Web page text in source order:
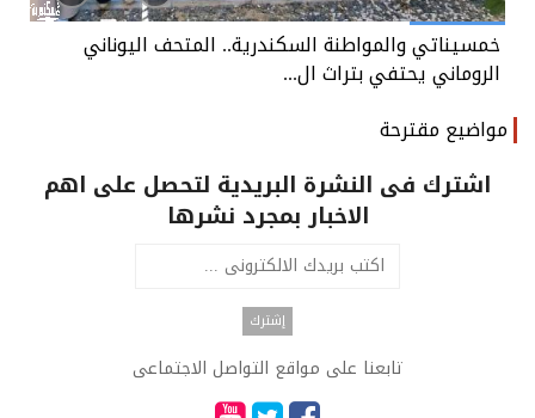
خمسيناتي والمواطنة السكندرية.. المتحف اليوناني
الروماني يحتفي بتراث ال...
مواضيع مقترحة
اشترك فى النشرة البريدية لتحصل على اهم
الاخبار بمجرد نشرها
تابعنا على مواقع التواصل الاجتماعى